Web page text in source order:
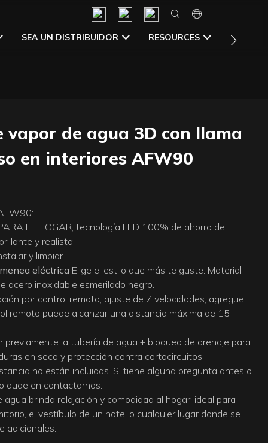
SEA UN DISTRIBUIDOR RESOURCES
vapor de agua 3D con llama
en interiores AFW90
EL HOGAR, tecnología LED 100% de ahorro de
y realista
y limpiar.
eléctrica Elige el estilo que más te guste. Material
acero inoxidable esmerilado negro.
por control remoto, ajuste de 7 velocidades, agregue
remoto puede alcanzar una distancia máxima de 15
previamente la tubería de agua + bloqueo de drenaje para
en seco y protección contra cortocircuitos
no están incluidas. Si tiene alguna pregunta antes o
dude en contactarnos.
agua brinda relajación y comodidad al hogar, ideal para
el vestíbulo de un hotel o cualquier lugar donde se
adicionales.